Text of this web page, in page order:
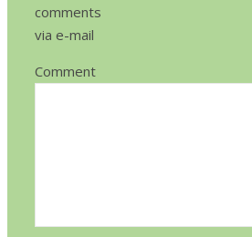
comments
via e-mail
Comment